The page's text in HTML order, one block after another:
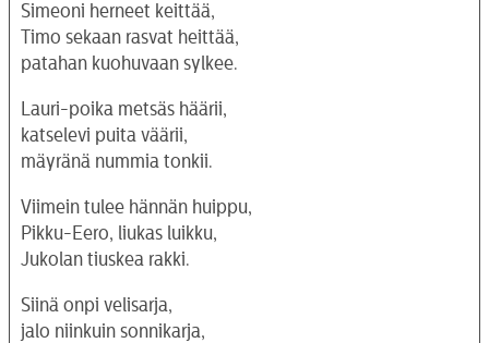
Simeoni herneet keittää,
Timo sekaan rasvat heittää,
patahan kuohuvaan sylkee.
Lauri-poika metsäs häärii,
katselevi puita väärii,
mäyränä nummia tonkii.
Viimein tulee hännän huippu,
Pikku-Eero, liukas luikku,
Jukolan tiuskea rakki.
Siinä onpi velisarja,
jalo niinkuin sonnikarja,